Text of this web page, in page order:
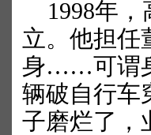
1998年，
立。他担任
身……可谓
辆破自行车
子磨烂了，